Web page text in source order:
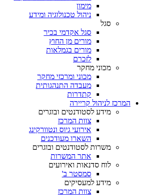
מימון
ניהול טכנולוגיה ומידע
סגל
סגל אקדמי בכיר
מורים מן החוץ
מורים בגמלאות
לזכרם
מכוני מחקר
מכוני ומרכזי מחקר
מעבדה התנהגותית
קתדרות
המרכז לניהול קריירה
מידע לסטודנטים ובוגרים
צוות המרכז
אירועי גיוס ונטוורקינג
השארו מעודכנים
משרות לסטודנטים ובוגרים
אתר המשרות
לוח סדנאות ואירועים
סמסטר ב'
מידע למעסיקים
צוות המרכז